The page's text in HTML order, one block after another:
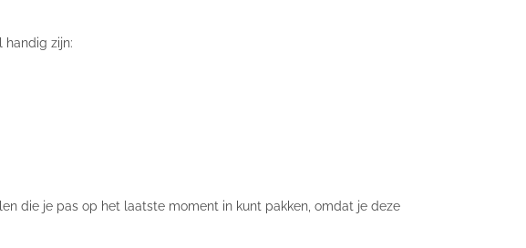
handig zijn:
die je pas op het laatste moment in kunt pakken, omdat je deze